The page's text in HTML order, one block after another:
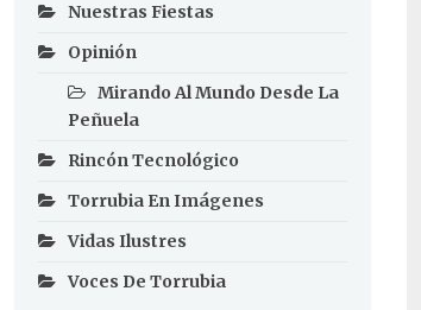
Nuestras Fiestas
Opinión
Mirando Al Mundo Desde La
Peñuela
Rincón Tecnológico
Torrubia En Imágenes
Vidas Ilustres
Voces De Torrubia